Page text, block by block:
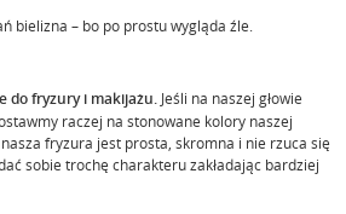
bielizna – bo po prostu wygląda źle.
do fryzury i makijażu. Jeśli na naszej głowie
raczej na stonowane kolory naszej
fryzura jest prosta, skromna i nie rzuca się
sobie trochę charakteru zakładając bardziej